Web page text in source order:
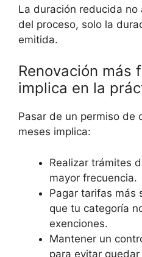
La duración reducida
del proceso, solo la
emitida.
Renovación más
implica en la
Pasar de un permiso de
meses implica:
Realizar trámites
mayor frecuencia.
Pagar tarifas más
que tu categoría
exenciones.
Mantener un
para evitar